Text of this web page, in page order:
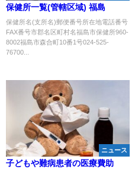
保健所一覧(管轄区域) 福島
保健所名(支所名)郵便番号所在地電話番号
FAX番号市郡名区町村名福島市保健所960-
8002福島市森合町10番1号024-525-
76700...
ニュース
子どもや難病患者の医療費助